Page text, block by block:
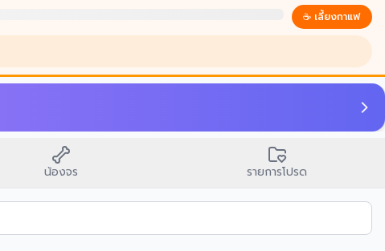
☕ เลี้ยงกาแฟ
น้องจร รายการโปรด